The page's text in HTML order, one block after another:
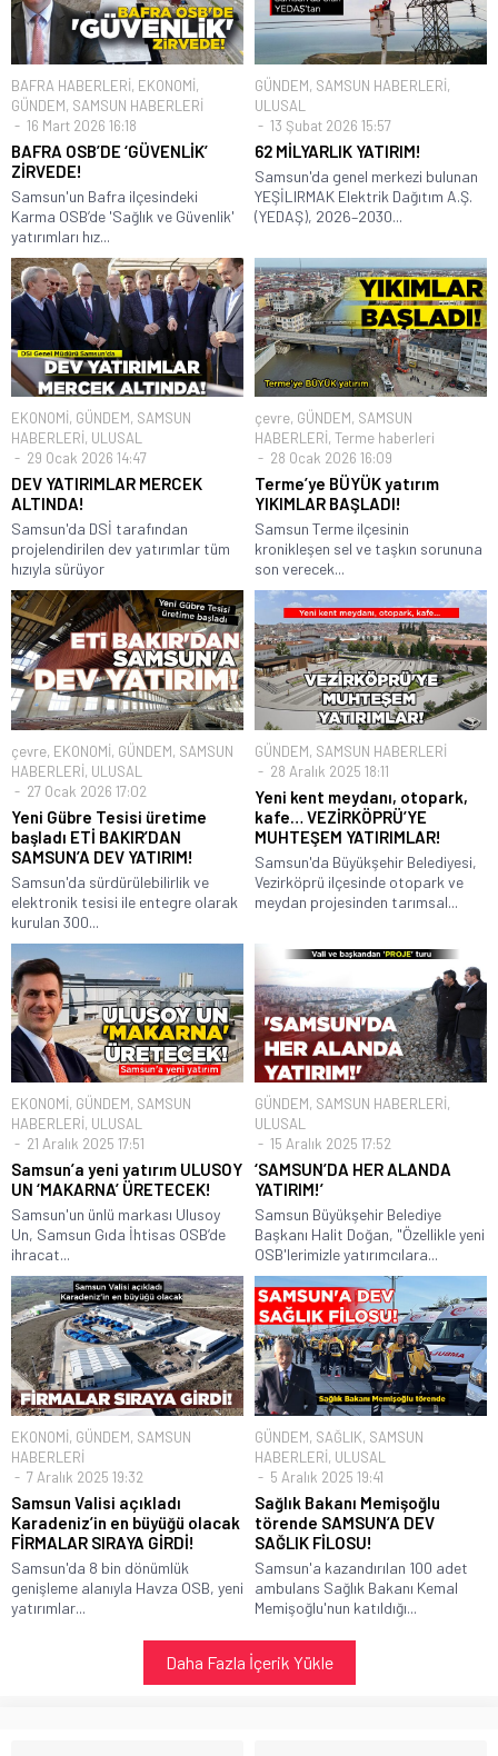
BAFRA HABERLERİ, EKONOMİ,
GÜNDEM, SAMSUN HABERLERİ
16 Mart 2026 16:18
BAFRA OSB’DE ‘GÜVENLİK’
ZİRVEDE!
Samsun'un Bafra ilçesindeki
Karma OSB’de 'Sağlık ve Güvenlik'
yatırımları hız...
GÜNDEM, SAMSUN HABERLERİ,
ULUSAL
13 Şubat 2026 15:57
62 MİLYARLIK YATIRIM!
Samsun'da genel merkezi bulunan
YEŞİLIRMAK Elektrik Dağıtım A.Ş.
(YEDAŞ), 2026–2030...
EKONOMİ, GÜNDEM, SAMSUN
HABERLERİ, ULUSAL
29 Ocak 2026 14:47
DEV YATIRIMLAR MERCEK
ALTINDA!
Samsun'da DSİ tarafından
projelendirilen dev yatırımlar tüm
hızıyla sürüyor
çevre, GÜNDEM, SAMSUN
HABERLERİ, Terme haberleri
28 Ocak 2026 16:09
Terme’ye BÜYÜK yatırım
YIKIMLAR BAŞLADI!
Samsun Terme ilçesinin
kronikleşen sel ve taşkın sorununa
son verecek...
çevre, EKONOMİ, GÜNDEM, SAMSUN
HABERLERİ, ULUSAL
27 Ocak 2026 17:02
Yeni Gübre Tesisi üretime
başladı ETİ BAKIR’DAN
SAMSUN’A DEV YATIRIM!
Samsun'da sürdürülebilirlik ve
elektronik tesisi ile entegre olarak
kurulan 300...
GÜNDEM, SAMSUN HABERLERİ
28 Aralık 2025 18:11
Yeni kent meydanı, otopark,
kafe… VEZİRKÖPRÜ’YE
MUHTEŞEM YATIRIMLAR!
Samsun'da Büyükşehir Belediyesi,
Vezirköprü ilçesinde otopark ve
meydan projesinden tarımsal...
EKONOMİ, GÜNDEM, SAMSUN
HABERLERİ, ULUSAL
21 Aralık 2025 17:51
Samsun’a yeni yatırım ULUSOY
UN ‘MAKARNA’ ÜRETECEK!
Samsun'un ünlü markası Ulusoy
Un, Samsun Gıda İhtisas OSB’de
ihracat...
GÜNDEM, SAMSUN HABERLERİ,
ULUSAL
15 Aralık 2025 17:52
‘SAMSUN’DA HER ALANDA
YATIRIM!’
Samsun Büyükşehir Belediye
Başkanı Halit Doğan, "Özellikle yeni
OSB'lerimizle yatırımcılara...
EKONOMİ, GÜNDEM, SAMSUN
HABERLERİ
7 Aralık 2025 19:32
Samsun Valisi açıkladı
Karadeniz’in en büyüğü olacak
FİRMALAR SIRAYA GİRDİ!
Samsun'da 8 bin dönümlük
genişleme alanıyla Havza OSB, yeni
yatırımlar...
GÜNDEM, SAĞLIK, SAMSUN
HABERLERİ, ULUSAL
5 Aralık 2025 19:41
Sağlık Bakanı Memişoğlu
törende SAMSUN’A DEV
SAĞLIK FİLOSU!
Samsun'a kazandırılan 100 adet
ambulans Sağlık Bakanı Kemal
Memişoğlu'nun katıldığı...
Daha Fazla İçerik Yükle